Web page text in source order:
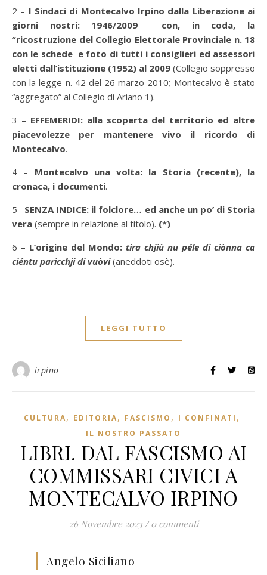
2 – I Sindaci di Montecalvo Irpino dalla Liberazione ai
giorni nostri: 1946/2009 con, in coda, la
“ricostruzione del Collegio Elettorale Provinciale n. 18
con le schede e foto di tutti i consiglieri ed assessori
eletti dall’istituzione (1952) al 2009 (Collegio soppresso
con la legge n. 42 del 26 marzo 2010; Montecalvo è stato
“aggregato” al Collegio di Ariano 1).
3 – EFFEMERIDI: alla scoperta del territorio ed altre
piacevolezze per mantenere vivo il ricordo di
Montecalvo.
4 – Montecalvo una volta: la Storia (recente), la
cronaca, i documenti.
5 –SENZA INDICE: il folclore… ed anche un po’ di Storia
vera (sempre in relazione al titolo). (*)
6 – L’origine del Mondo: tira chjiù nu péle di ciònna ca
ciéntu paricchji di vuòvi (aneddoti osè).
LEGGI TUTTO
irpino
CULTURA, EDITORIA, FASCISMO , I CONFINATI ,
IL NOSTRO PASSATO
LIBRI. DAL FASCISMO AI
COMMISSARI CIVICI A
MONTECALVO IRPINO
26 Novembre 2023 / 0 commenti
Angelo Siciliano